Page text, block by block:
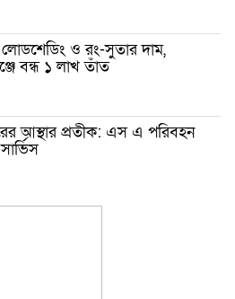
ও রং-সুতার দাম,
বন্ধ ১ লাখ তাঁত
আস্থার প্রতীক: এস এ পরিবহন